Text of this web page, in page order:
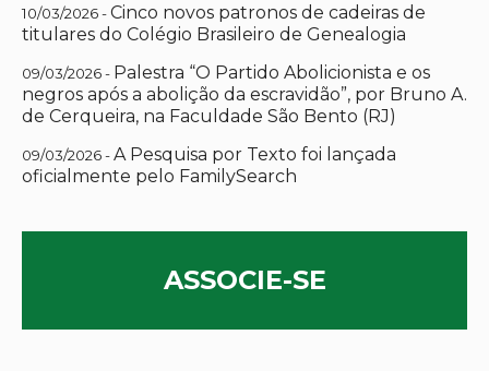
10/03/2026 -Cinco novos patronos de cadeiras de
titulares do Colégio Brasileiro de Genealogia
09/03/2026 - Palestra “O Partido Abolicionista e os
negros após a abolição da escravidão”, por Bruno A.
de Cerqueira, na Faculdade São Bento (RJ)
09/03/2026 -A Pesquisa por Texto foi lançada
oficialmente pelo FamilySearch
ASSOCIE-SE